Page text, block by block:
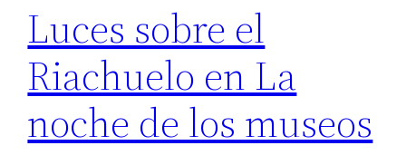
Luces sobre el
Riachuelo en La
noche de los museos